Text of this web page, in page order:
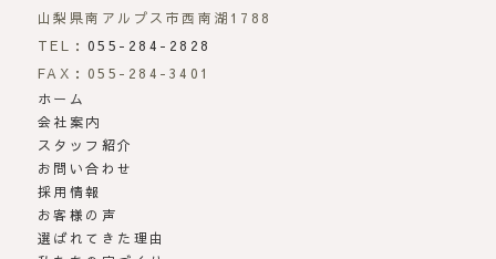
山梨県南アルプス市西南湖1788
TEL： 055-284-2828
FAX：055-284-3401
ホーム
会社案内
スタッフ紹介
お問い合わせ
採用情報
お客様の声
選ばれてきた理由